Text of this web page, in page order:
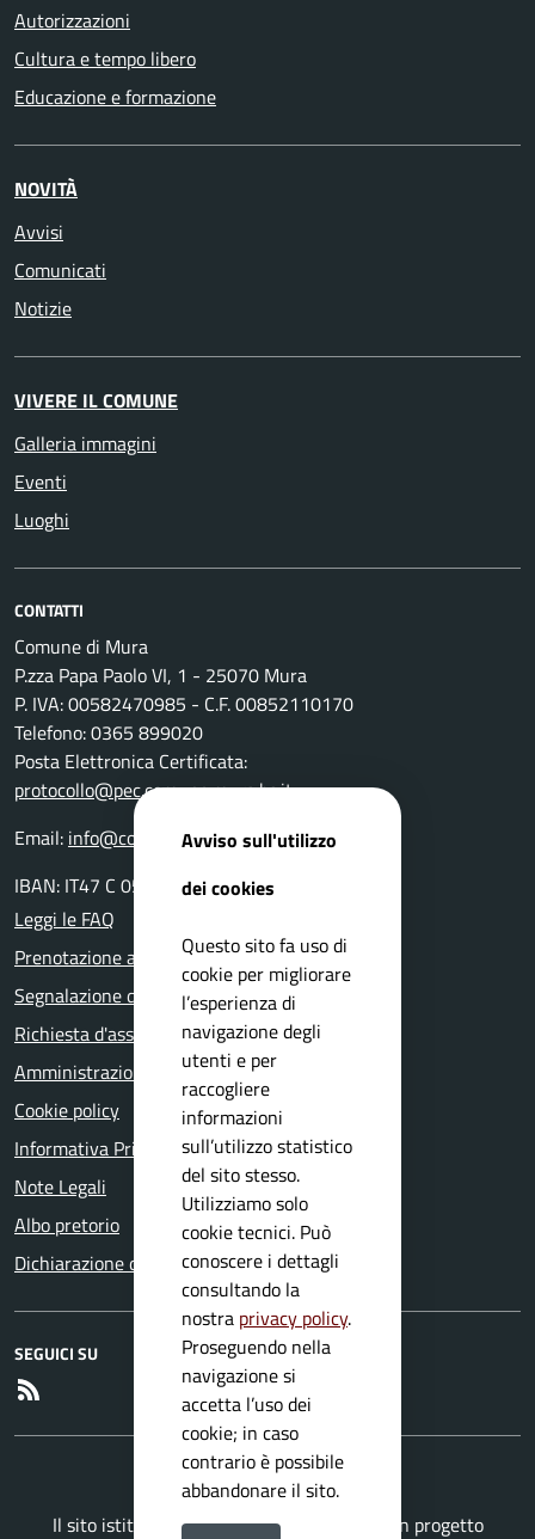
Autorizzazioni
Cultura e tempo libero
Educazione e formazione
NOVITÀ
Avvisi
Comunicati
Notizie
VIVERE IL COMUNE
Galleria immagini
Eventi
Luoghi
CONTATTI
Comune di Mura
P.zza Papa Paolo VI, 1 - 25070 Mura
P. IVA: 00582470985 - C.F. 00852110170
Telefono: 0365 899020
Posta Elettronica Certificata:
protocollo@pec.comune.mura.bs.it
Email: info@comune.mura.bs.it
IBAN: IT47 C 05116 54280 0000 000 14800
Leggi le FAQ
Prenotazione appuntamento
Segnalazione disservizio
Richiesta d'assistenza
Amministrazione trasparente
Cookie policy
Informativa Privacy
Note Legali
Albo pretorio
Dichiarazione di accessibilità
SEGUICI SU
Il sito istituzionale del Comune di Mura è un progetto
Avviso sull'utilizzo
dei cookies
Questo sito fa uso di
cookie per migliorare
l’esperienza di
navigazione degli
utenti e per
raccogliere
informazioni
sull’utilizzo statistico
del sito stesso.
Utilizziamo solo
cookie tecnici. Può
conoscere i dettagli
consultando la
nostra privacy policy.
Proseguendo nella
navigazione si
accetta l’uso dei
cookie; in caso
contrario è possibile
abbandonare il sito.